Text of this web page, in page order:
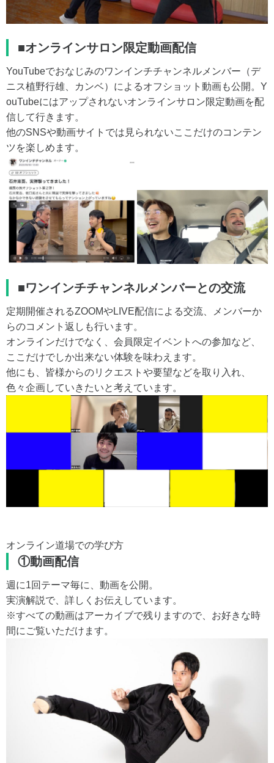
■オンラインサロン限定動画配信
YouTubeでおなじみのワンインチチャンネルメンバー（デ
ニス植野行雄、カンベ）によるオフショット動画も公開。Y
ouTubeにはアップされないオンラインサロン限定動画を配
信して行きます。
他のSNSや動画サイトでは見られないここだけのコンテン
ツを楽しめます。
■ワンインチチャンネルメンバーとの交流
定期開催されるZOOMやLIVE配信による交流、メンバーか
らのコメント返しも行います。
オンラインだけでなく、会員限定イベントへの参加など、
ここだけでしか出来ない体験を味わえます。
他にも、皆様からのリクエストや要望などを取り入れ、
色々企画していきたいと考えています。
オンライン道場での学び方
①動画配信
週に1回テーマ毎に、動画を公開。
実演解説で、詳しくお伝えしています。
※すべての動画はアーカイブで残りますので、お好きな時
間にご覧いただけます。